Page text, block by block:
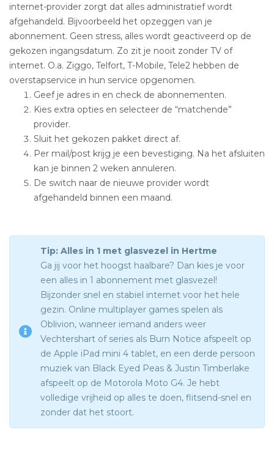
internet-provider zorgt dat alles administratief wordt
afgehandeld. Bijvoorbeeld het opzeggen van je
abonnement. Geen stress, alles wordt geactiveerd op de
gekozen ingangsdatum. Zo zit je nooit zonder TV of
internet. O.a. Ziggo, Telfort, T-Mobile, Tele2 hebben de
overstapservice in hun service opgenomen.
Geef je adres in en check de abonnementen.
Kies extra opties en selecteer de “matchende”
provider.
Sluit het gekozen pakket direct af.
Per mail/post krijg je een bevestiging. Na het afsluiten
kan je binnen 2 weken annuleren.
De switch naar de nieuwe provider wordt
afgehandeld binnen een maand.
Tip: Alles in 1 met glasvezel in Hertme
Ga jij voor het hoogst haalbare? Dan kies je voor
een alles in 1 abonnement met glasvezel!
Bijzonder snel en stabiel internet voor het hele
gezin. Online multiplayer games spelen als
Oblivion, wanneer iemand anders weer
Vechtershart of series als Burn Notice afspeelt op
de Apple iPad mini 4 tablet, en een derde persoon
muziek van Black Eyed Peas & Justin Timberlake
afspeelt op de Motorola Moto G4. Je hebt
volledige vrijheid op alles te doen, flitsend-snel en
zonder dat het stoort.